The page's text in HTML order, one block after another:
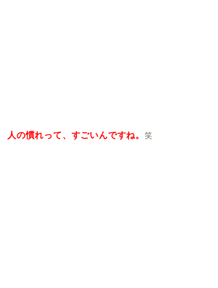
人の慣れって、すごいんですね。 笑